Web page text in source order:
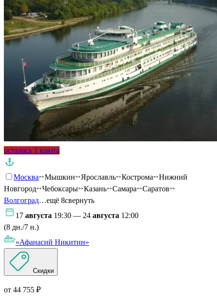
осталась 1 каюта
Москва Мышкин Ярославль Кострома
Нижний
Новгород
Чебоксары Казань Самара
Саратов
Волгоград…ещё 8свернуть
17 августа 19:30 — 24 августа 12:00
(8 дн./7 н.)
«Афанасий Никитин»
Скидки
от 44 755 ₽